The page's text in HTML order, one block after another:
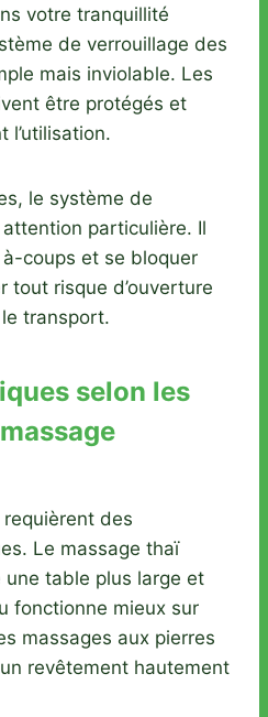
votre tranquillité
de verrouillage des
mais inviolable. Les
être protégés et
l’utilisation.
le système de
particulière. Il
coups et se bloquer
tout risque d’ouverture
transport.
selon les
des
Le massage thaï
table plus large et
fonctionne mieux sur
massages aux pierres
revêtement hautement